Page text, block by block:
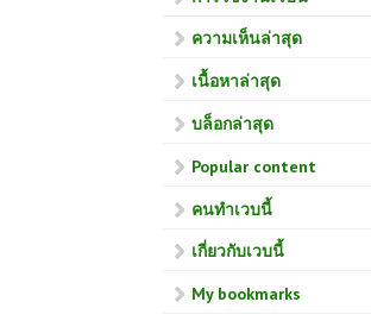
ความเห็นล่าสุด
เนื้อหาล่าสุด
บล็อกล่าสุด
Popular content
คนทำเวบนี้
เกี่ยวกับเวบนี้
My bookmarks